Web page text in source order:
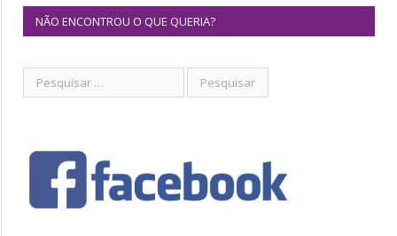
NÃO ENCONTROU O QUE QUERIA?